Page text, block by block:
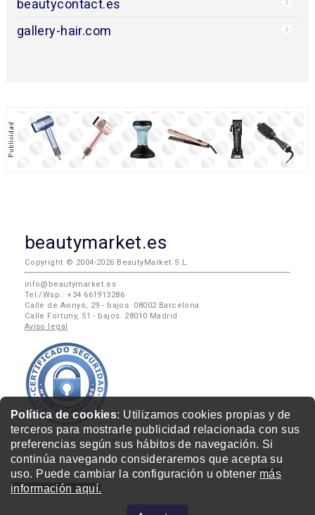
Política de cookies: Utilizamos cookies propias y de
terceros para mostrarle publicidad relacionada con sus
preferencias según sus hábitos de navegación. Si
continúa navegando consideraremos que acepta su
uso. Puede cambiar la configuración u obtener más
información aquí.
beautycontact.es
gallery-hair.com
beautymarket.es
Copyright © 2004-2026 BeautyMarket S.L.
info@beautymarket.es
Tel./Wsp.: +34 661913286
Calle de Avinyó, 29 - bajos. 08002 Barcelona
Calle Fortuny, 51 - bajos. 28010 Madrid
Aviso legal